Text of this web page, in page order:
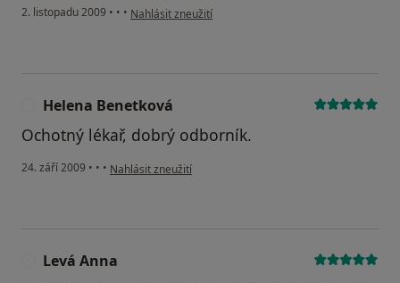
2. listopadu 2009 • • • podle názoru uživatele Pacient
Nahlásit zneužití
Helena Benetková
Ochotný lékař, dobrý odborník.
24. září 2009 • • • podle názoru uživatele Helena Benetková
Nahlásit zneužití
Levá Anna